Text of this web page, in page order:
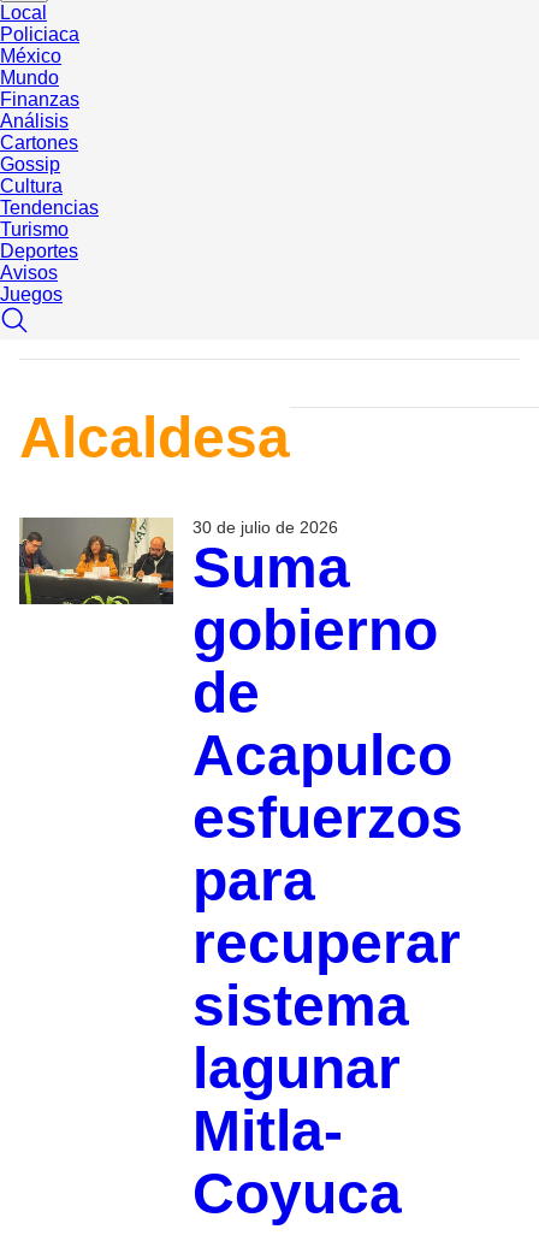
Local
Policiaca
México
Mundo
Finanzas
Análisis
Cartones
Gossip
Cultura
Tendencias
Turismo
Deportes
Avisos
Juegos
Alcaldesa
30 de julio de 2026
Suma
gobierno
de
Acapulco
esfuerzos
para
recuperar
sistema
lagunar
Mitla-
Coyuca